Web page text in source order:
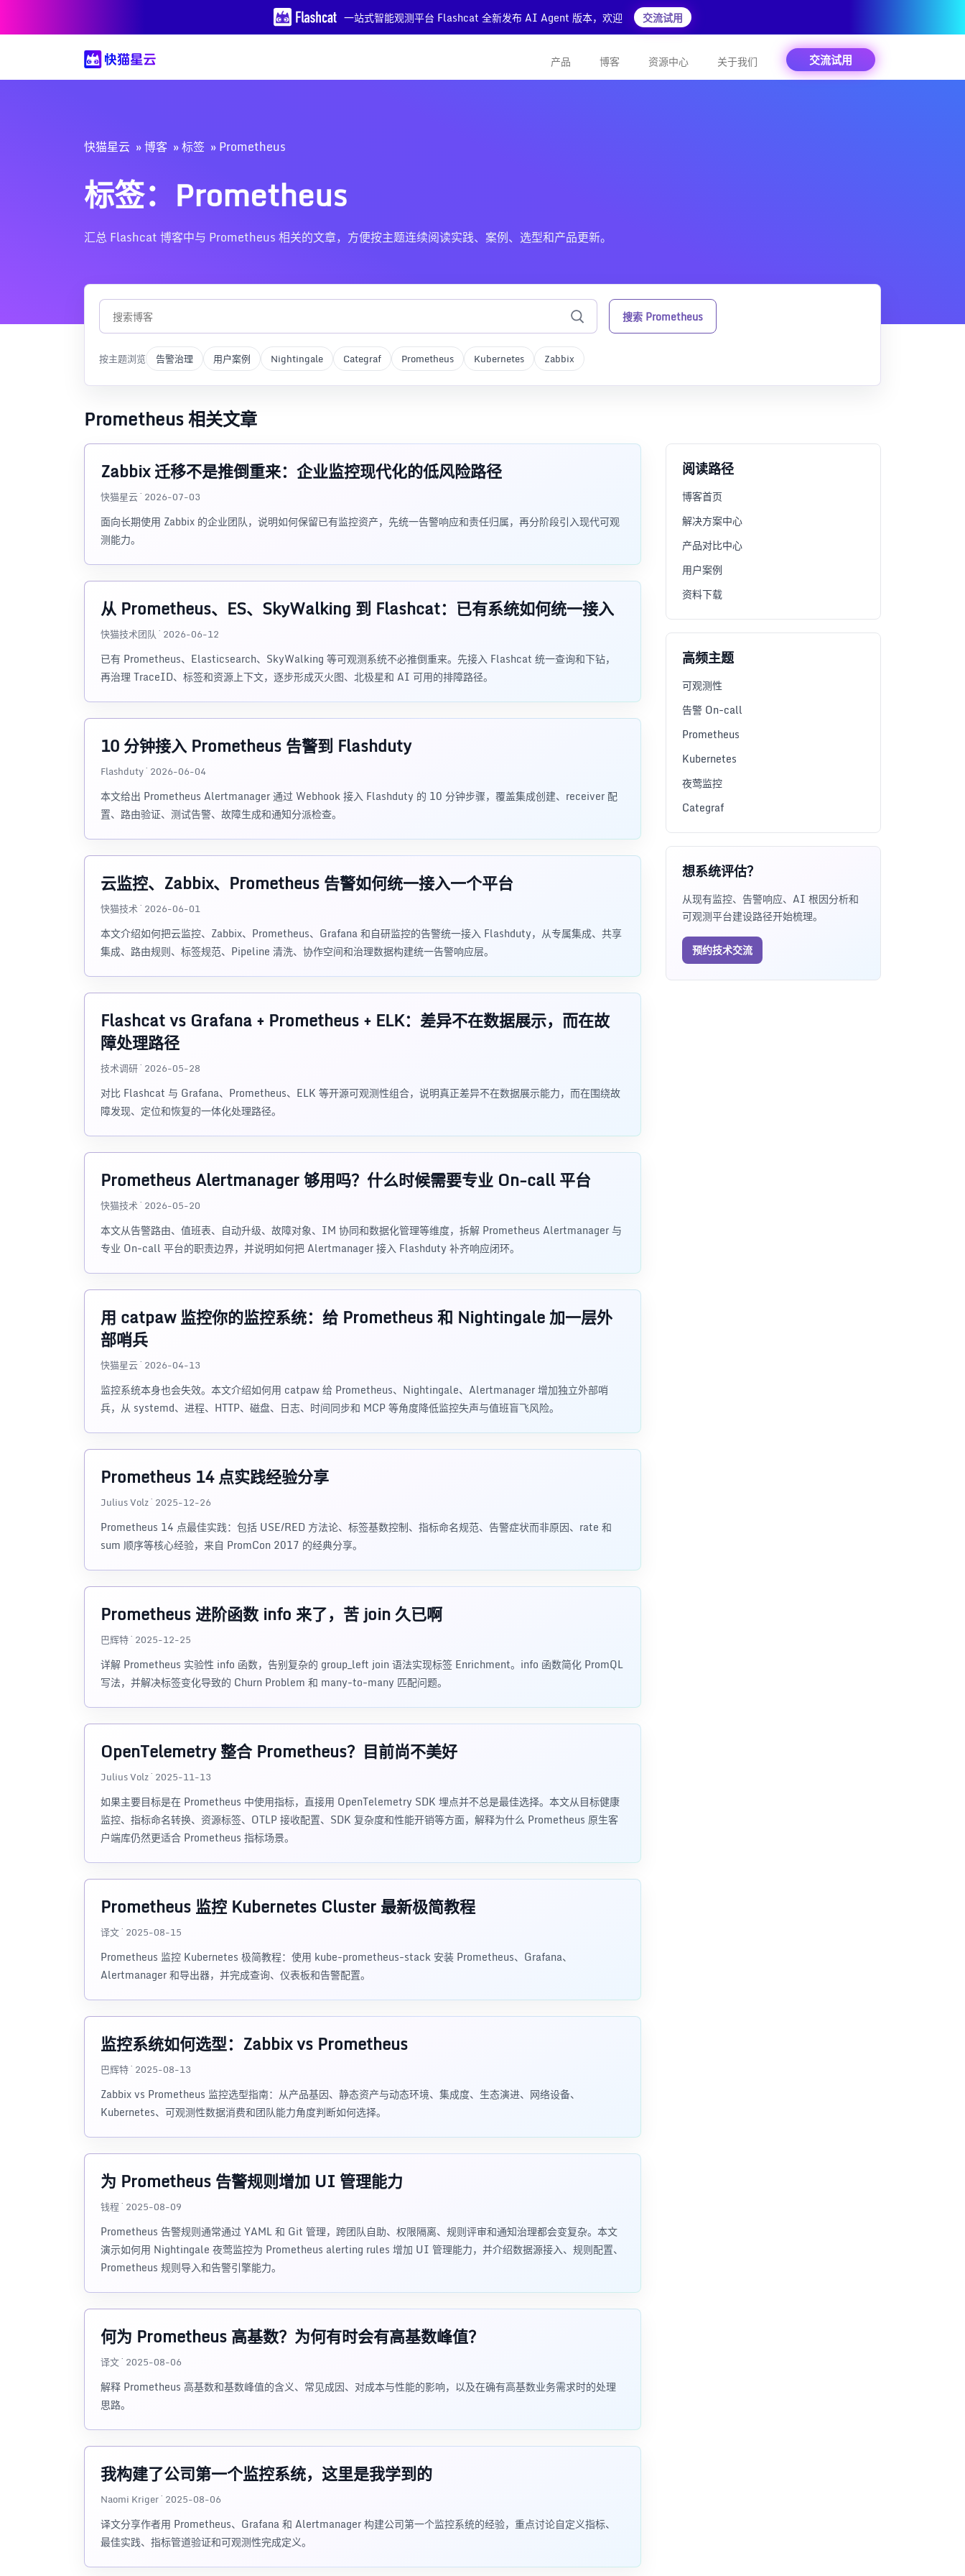
一站式智能观测平台 Flashcat 全新发布 AI Agent 版本，欢迎 交流试用
产品 博客 资源中心 关于我们 交流试用
快猫星云 博客 标签 Prometheus
标签：Prometheus
汇总 Flashcat 博客中与 Prometheus 相关的文章，方便按主题连续阅读实践、案例、选型和产品更新。
搜索 Prometheus
按主题浏览 告警治理 用户案例 Nightingale Categraf Prometheus Kubernetes Zabbix
Prometheus 相关文章
Zabbix 迁移不是推倒重来：企业监控现代化的低风险路径
快猫星云 · 2026-07-03
面向长期使用 Zabbix 的企业团队，说明如何保留已有监控资产，先统一告警响应和责任归属，再分阶段引入现代可观
测能力。
从 Prometheus、ES、SkyWalking 到 Flashcat：已有系统如何统一接入
快猫技术团队 · 2026-06-12
已有 Prometheus、Elasticsearch、SkyWalking 等可观测系统不必推倒重来。先接入 Flashcat 统一查询和下钻，
再治理 TraceID、标签和资源上下文，逐步形成灭火图、北极星和 AI 可用的排障路径。
10 分钟接入 Prometheus 告警到 Flashduty
Flashduty · 2026-06-04
本文给出 Prometheus Alertmanager 通过 Webhook 接入 Flashduty 的 10 分钟步骤，覆盖集成创建、receiver 配
置、路由验证、测试告警、故障生成和通知分派检查。
云监控、Zabbix、Prometheus 告警如何统一接入一个平台
快猫技术 · 2026-06-01
本文介绍如何把云监控、Zabbix、Prometheus、Grafana 和自研监控的告警统一接入 Flashduty，从专属集成、共享
集成、路由规则、标签规范、Pipeline 清洗、协作空间和治理数据构建统一告警响应层。
Flashcat vs Grafana + Prometheus + ELK：差异不在数据展示，而在故
障处理路径
技术调研 · 2026-05-28
对比 Flashcat 与 Grafana、Prometheus、ELK 等开源可观测性组合，说明真正差异不在数据展示能力，而在围绕故
障发现、定位和恢复的一体化处理路径。
Prometheus Alertmanager 够用吗？什么时候需要专业 On-call 平台
快猫技术 · 2026-05-20
本文从告警路由、值班表、自动升级、故障对象、IM 协同和数据化管理等维度，拆解 Prometheus Alertmanager 与
专业 On-call 平台的职责边界，并说明如何把 Alertmanager 接入 Flashduty 补齐响应闭环。
用 catpaw 监控你的监控系统：给 Prometheus 和 Nightingale 加一层外
部哨兵
快猫星云 · 2026-04-13
监控系统本身也会失效。本文介绍如何用 catpaw 给 Prometheus、Nightingale、Alertmanager 增加独立外部哨
兵，从 systemd、进程、HTTP、磁盘、日志、时间同步和 MCP 等角度降低监控失声与值班盲飞风险。
Prometheus 14 点实践经验分享
Julius Volz · 2025-12-26
Prometheus 14 点最佳实践：包括 USE/RED 方法论、标签基数控制、指标命名规范、告警症状而非原因、rate 和
sum 顺序等核心经验，来自 PromCon 2017 的经典分享。
Prometheus 进阶函数 info 来了，苦 join 久已啊
巴辉特 · 2025-12-25
详解 Prometheus 实验性 info 函数，告别复杂的 group_left join 语法实现标签 Enrichment。info 函数简化 PromQL
写法，并解决标签变化导致的 Churn Problem 和 many-to-many 匹配问题。
OpenTelemetry 整合 Prometheus？目前尚不美好
Julius Volz · 2025-11-13
如果主要目标是在 Prometheus 中使用指标，直接用 OpenTelemetry SDK 埋点并不总是最佳选择。本文从目标健康
监控、指标命名转换、资源标签、OTLP 接收配置、SDK 复杂度和性能开销等方面，解释为什么 Prometheus 原生客
户端库仍然更适合 Prometheus 指标场景。
Prometheus 监控 Kubernetes Cluster 最新极简教程
译文 · 2025-08-15
Prometheus 监控 Kubernetes 极简教程：使用 kube-prometheus-stack 安装 Prometheus、Grafana、
Alertmanager 和导出器，并完成查询、仪表板和告警配置。
监控系统如何选型：Zabbix vs Prometheus
巴辉特 · 2025-08-13
Zabbix vs Prometheus 监控选型指南：从产品基因、静态资产与动态环境、集成度、生态演进、网络设备、
Kubernetes、可观测性数据消费和团队能力角度判断如何选择。
为 Prometheus 告警规则增加 UI 管理能力
钱程 · 2025-08-09
Prometheus 告警规则通常通过 YAML 和 Git 管理，跨团队自助、权限隔离、规则评审和通知治理都会变复杂。本文
演示如何用 Nightingale 夜莺监控为 Prometheus alerting rules 增加 UI 管理能力，并介绍数据源接入、规则配置、
Prometheus 规则导入和告警引擎能力。
何为 Prometheus 高基数？为何有时会有高基数峰值？
译文 · 2025-08-06
解释 Prometheus 高基数和基数峰值的含义、常见成因、对成本与性能的影响，以及在确有高基数业务需求时的处理
思路。
我构建了公司第一个监控系统，这里是我学到的
Naomi Kriger · 2025-08-06
译文分享作者用 Prometheus、Grafana 和 Alertmanager 构建公司第一个监控系统的经验，重点讨论自定义指标、
最佳实践、指标管道验证和可观测性完成定义。
阅读路径
博客首页
解决方案中心
产品对比中心
用户案例
资料下载
高频主题
可观测性
告警 On-call
Prometheus
Kubernetes
夜莺监控
Categraf
想系统评估？
从现有监控、告警响应、AI 根因分析和
可观测平台建设路径开始梳理。
预约技术交流